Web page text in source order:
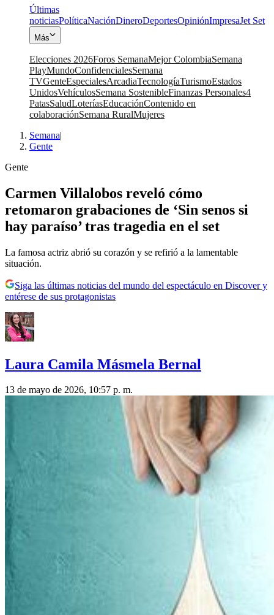
Últimas
noticiasPolíticaNaciónDineroDeportesOpiniónImpresaJet Set
Más
Elecciones 2026Foros SemanaMejor ColombiaSemana
PlayMundoConfidencialesSemana
TVGenteEspecialesArcadiaTecnologíaTurismoEstados
UnidosVehículosSemana SostenibleFinanzas Personales4
PatasSaludLoteríasEducaciónContenido en
colaboraciónSemana RuralMujeres
Semana|
Gente
Gente
Carmen Villalobos reveló cómo
retomaron grabaciones de ‘Sin senos si
hay paraíso’ tras tragedia en el set
La famosa actriz abrió su corazón y se refirió a la lamentable
situación.
Siga las últimas noticias del mundo del espectáculo en Discover y
entérese de sus protagonistas
Laura Camila Másmela Bernal
13 de mayo de 2026, 10:57 p. m.